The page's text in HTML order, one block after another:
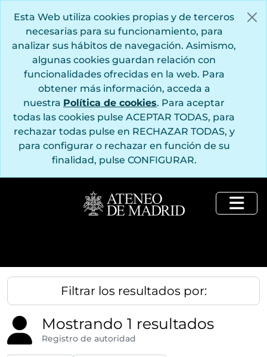
Esta Web utiliza cookies propias y de terceros
necesarias para su funcionamiento, para
analizar sus hábitos de navegación. Asimismo,
algunas cookies guardan relación con
funcionalidades ofrecidas en la web. Para
obtener más información, acceda a
nuestra Política de cookies. Para aceptar
todas las cookies pulse ACEPTAR TODAS, para
rechazar todas pulse en RECHAZAR TODAS, y
para configurar o rechazar en función de su
finalidad, pulse CONFIGURAR.
Filtrar los resultados por:
Mostrando 1 resultados
Registro de autoridad